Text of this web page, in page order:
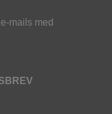
mails med